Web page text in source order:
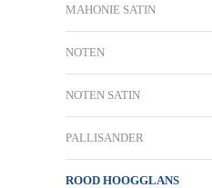
MAHONIE SATIN
NOTEN
NOTEN SATIN
PALLISANDER
ROOD HOOGGLANS